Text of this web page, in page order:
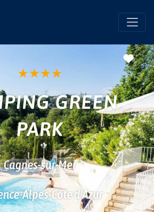
★★★★
GREEN
PARK
Cagnes-sur-Mer
Alpes-Côte d'Azur